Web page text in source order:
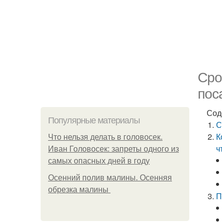
Популярные материалы
Что нельзя делать в головосек.
Иван Головосек: запреты одного из
самых опасных дней в году
Осенний полив малины. Осенняя
обрезка малины